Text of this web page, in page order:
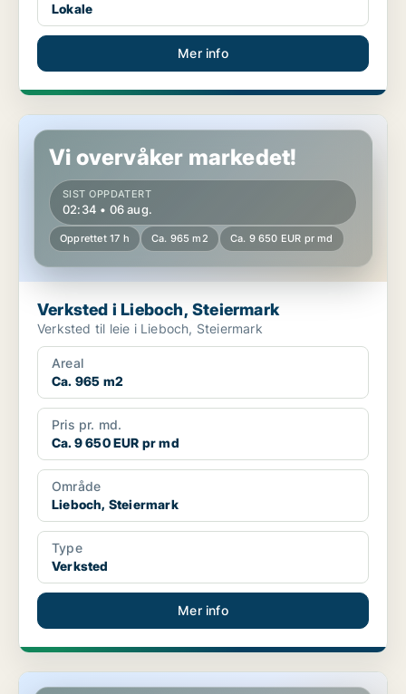
Lokale
Mer info
Verksted i Lieboch, Steiermark
Vi overvåker markedet!
SIST OPPDATERT
02:34 • 06 aug.
Opprettet 17 h Ca. 965 m2 Ca. 9 650 EUR pr md
Verksted i Lieboch, Steiermark
Verksted til leie i Lieboch, Steiermark
Areal
Ca. 965 m2
Pris pr. md.
Ca. 9 650 EUR pr md
Område
Lieboch, Steiermark
Type
Verksted
Mer info
Kommersielle eiendommer i Grafendorf bei Hartberg,